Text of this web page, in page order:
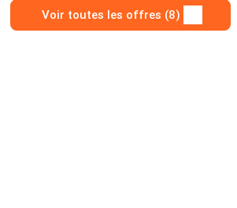
Voir toutes les offres (8)